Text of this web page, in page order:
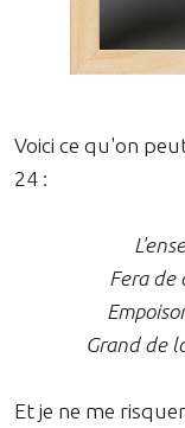
Voici ce qu'on
24 :
Fera de
Grand de
Et je ne me